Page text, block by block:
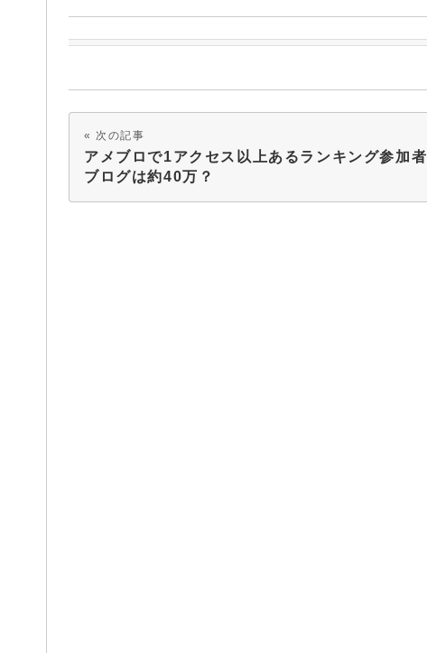
次の記事
アメブロで1アクセス以上あるランキング参加者
ブログは約40万？